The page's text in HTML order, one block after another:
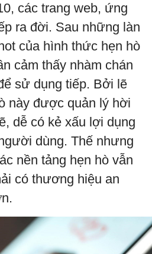
các trang web, ứng
ra đời. Sau những làn
của hình thức hẹn hò
cảm thấy nhàm chán
sử dụng tiếp. Bởi lẽ
này được quản lý hời
dễ có kẻ xấu lợi dụng
dùng. Thế nhưng
nền tảng hẹn hò vẫn
có thương hiệu an